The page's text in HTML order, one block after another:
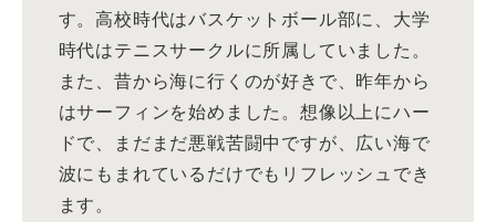
す。高校時代はバスケットボール部に、大学
時代はテニスサークルに所属していました。
また、昔から海に行くのが好きで、昨年から
はサーフィンを始めました。想像以上にハー
ドで、まだまだ悪戦苦闘中ですが、広い海で
波にもまれているだけでもリフレッシュでき
ます。